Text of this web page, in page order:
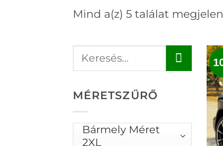
Mind a(z) 5 találat
MÉRETSZŰRŐ